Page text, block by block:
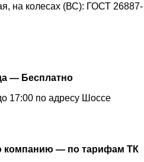
на колесах (ВС): ГОСТ 26887-
— Бесплатно
17:00 по адресу Шоссе
компанию — по тарифам ТК